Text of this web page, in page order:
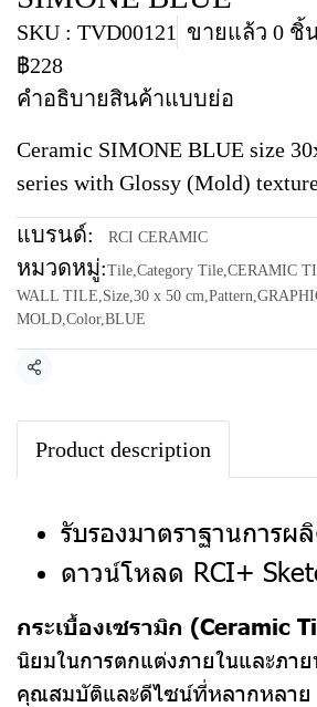
SKU : TVD00121 ขายแล้ว 0 ชิ้
฿228
คำอธิบายสินค้าแบบย่อ
Ceramic SIMONE BLUE size
series with Glossy (Mold)
แบรนด์: RCI CERAMIC
หมวดหมู่:Tile,Category Tile,CERAMIC
WALL TILE,Size,30 x 50 cm,Pattern,
MOLD,Color,BLUE
แชร์
Product description
รับรองมาตราฐานการผ
ดาวน์โหลด RCI+
กระเบื้องเซรามิก (Ceramic
นิยมในการตกแต่งภายในและภา
คุณสมบัติและดีไซน์ที่หลากหลาย